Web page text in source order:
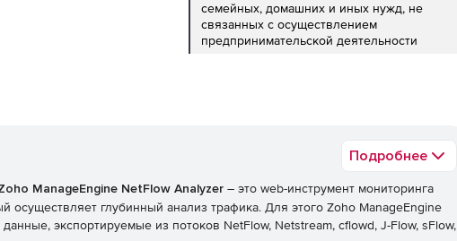
семейных, домашних и иных нужд, не
связанных с осуществлением
предпринимательской деятельности
Подробнее
ManageEngine NetFlow Analyzer – это web-инструмент мониторинга
осуществляет глубинный анализ трафика. Для этого Zoho ManageEngine
экспортируемые из потоков NetFlow, Netstream, cflowd, J-Flow, sFlow,